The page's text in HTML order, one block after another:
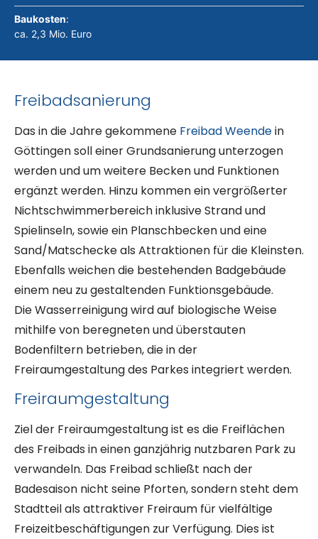
Baukosten:
ca. 2,3 Mio. Euro
Freibadsanierung
Das in die Jahre gekommene Freibad Weendein
Göttingen soll einer Grundsanierung unterzogen
werden und um weitere Becken und Funktionen
ergänzt werden. Hinzu kommen ein vergrößerter
Nichtschwimmerbereich inklusive Strand und
Spielinseln, sowie ein Planschbecken und eine
Sand/Matschecke als Attraktionen für die Kleinsten.
Ebenfalls weichen die bestehenden Badgebäude
einem neu zu gestaltenden Funktionsgebäude.
Die Wasserreinigung wird auf biologische Weise
mithilfe von beregneten und überstauten
Bodenfiltern betrieben, die in der
Freiraumgestaltung des Parkes integriert werden.
Freiraumgestaltung
Ziel der Freiraumgestaltung ist es die Freiflächen
des Freibads in einen ganzjährig nutzbaren Park zu
verwandeln. Das Freibad schließt nach der
Badesaison nicht seine Pforten, sondern steht dem
Stadtteil als attraktiver Freiraum für vielfältige
Freizeitbeschäftigungen zur Verfügung. Dies ist